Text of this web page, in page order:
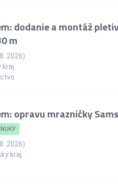
dodanie a montáž
m
2026)
kraj
opravu mrazničky
2026)
kraj